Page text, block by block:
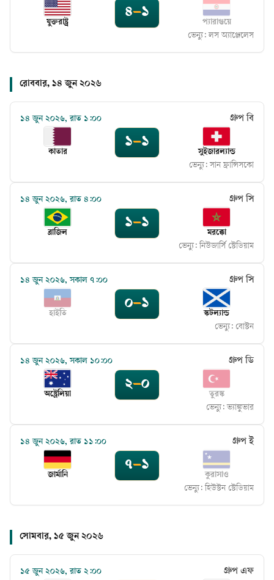
যুক্তরাষ্ট্র
৪–১
প্যারাগুয়ে
ভেন্যু:লস অ্যাঞ্জেলেস
রোববার, ১৪ জুন ২০২৬
১৪ জুন ২০২৬, রাত ১:০০ গ্রুপ বি
কাতার
১–১
সুইজারল্যান্ড
ভেন্যু: সান ফ্রান্সিসকো
১৪ জুন ২০২৬, রাত ৪:০০ গ্রুপ সি
ব্রাজিল
১–১
মরক্কো
ভেন্যু:নিউজার্সি স্টেডিয়াম
১৪ জুন ২০২৬, সকাল ৭:০০ গ্রুপ সি
হাইতি
০–১
স্কটল্যান্ড
ভেন্যু: বোস্টন
১৪ জুন ২০২৬, সকাল ১০:০০ গ্রুপ ডি
অস্ট্রেলিয়া
২–০
তুরস্ক
ভেন্যু:ভ্যাঙ্কুভার
১৪ জুন ২০২৬, রাত ১১:০০ গ্রুপ ই
জার্মানি
৭–১
কুরাসাও
ভেন্যু:হিউস্টন স্টেডিয়াম
সোমবার, ১৫ জুন ২০২৬
১৫ জুন ২০২৬, রাত ২:০০ গ্রুপ এফ